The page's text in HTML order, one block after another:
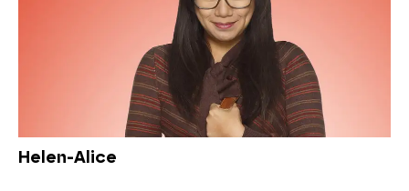
Helen-Alice